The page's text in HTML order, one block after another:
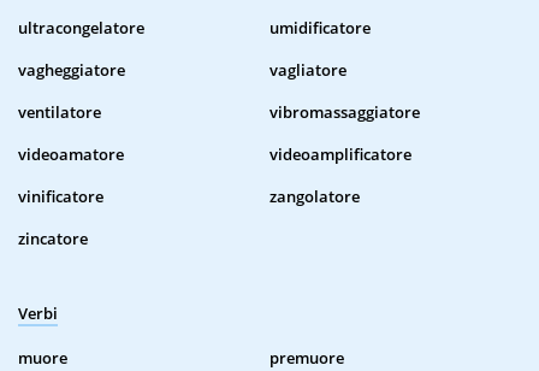
ultracongelatore
umidificatore
vagheggiatore
vagliatore
ventilatore
vibromassaggiatore
videoamatore
videoamplificatore
vinificatore
zangolatore
zincatore
Verbi
muore
premuore